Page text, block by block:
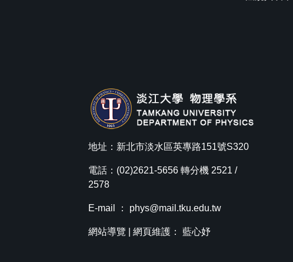
地址：新北市淡水區英專路151號S320
電話：(02)2621-5656 轉分機 2521 /
2578
E-mail ： phys@mail.tku.edu.tw
網站導覽 | 網頁維護： 藍心妤